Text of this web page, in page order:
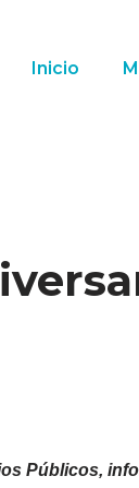
Inicio
Públicos,